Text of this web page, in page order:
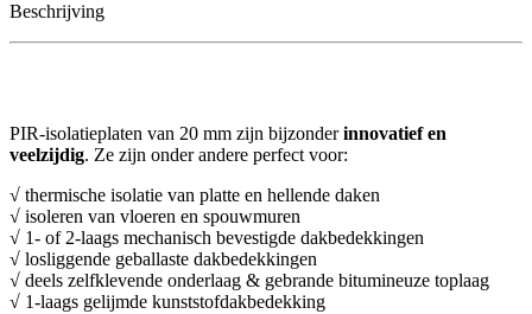
Beschrijving
PIR-isolatieplaten van 20 mm zijn bijzonderinnovatief en
veelzijdig. Ze zijn onder andere perfect voor:
√ thermische isolatie van platte en hellende daken
√ isoleren van vloeren en spouwmuren
√ 1- of 2-laags mechanisch bevestigde dakbedekkingen
√ losliggende geballaste dakbedekkingen
√ deels zelfklevende onderlaag & gebrande bitumineuze toplaag
√ 1-laags gelijmde kunststofdakbedekking